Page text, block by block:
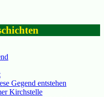
Gegend entstehen
Kirchstelle